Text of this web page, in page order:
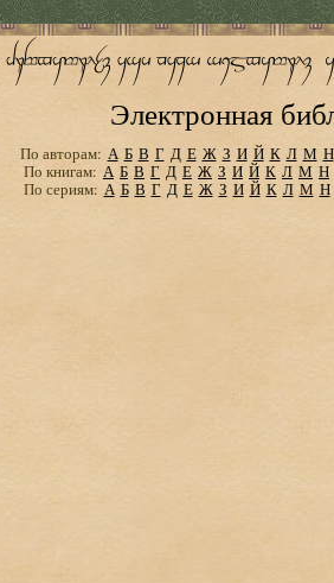
Электронная
По авторам: А Б В Г Д Е Ж З И Й К Л М Н
По книгам: А Б В Г Д Е Ж З И Й К Л М Н
По сериям: А Б В Г Д Е Ж З И Й К Л М Н